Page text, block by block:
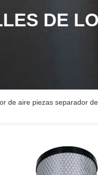
DE
de aire piezas separador